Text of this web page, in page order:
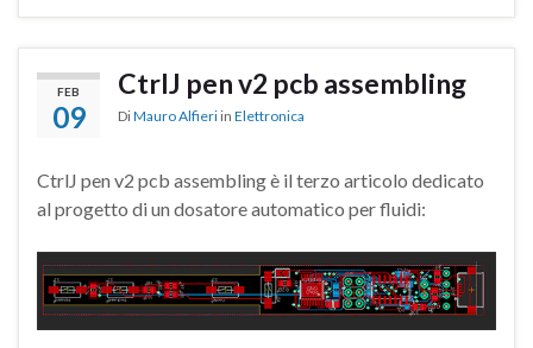
FEB
09
CtrlJ pen v2 pcb assembling
DiMauro Alfieri in Elettronica
CtrlJ pen v2 pcb assembling è il terzo articolo dedicato
al progetto di un dosatore automatico per fluidi: